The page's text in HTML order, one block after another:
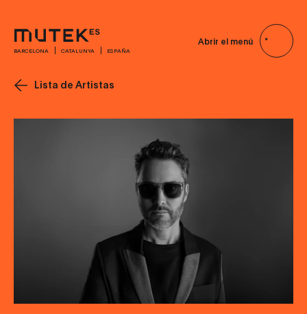
BARCELONA CATALUNYA ESPAÑA
Abrir el menú
Lista de Artistas